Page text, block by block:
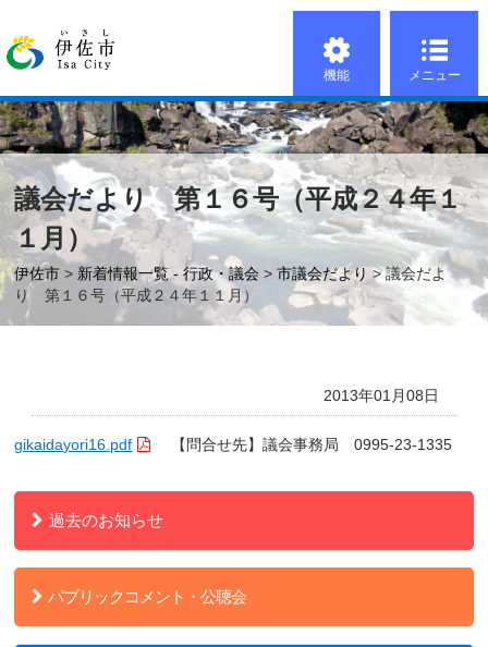
機能 メニュー
議会だより 第１６号（平成２４年１
１月）
伊佐市 > 新着情報一覧 - 行政・議会 >市議会だより > 議会だよ
り 第１６号（平成２４年１１月）
2013年01月08日
gikaidayori16.pdf 【問合せ先】議会事務局 0995-23-1335
過去のお知らせ
パブリックコメント・公聴会